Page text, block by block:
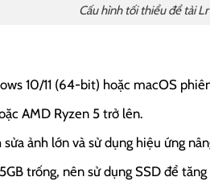
Cấu hình tối thiểu để tải
10/11 (64-bit) hoặc macOS
AMD Ryzen 5 trở lên.
sửa ảnh lớn và sử dụng hiệu ứng
trống, nên sử dụng SSD để